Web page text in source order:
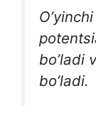
bo’ladi
bo’ladi.